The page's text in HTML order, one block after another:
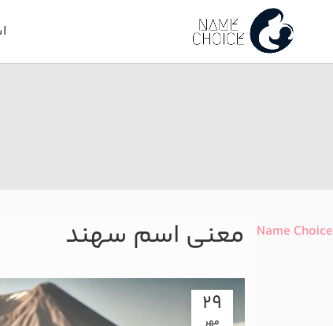
Name Choice معنی اسم سهند
29
مهر